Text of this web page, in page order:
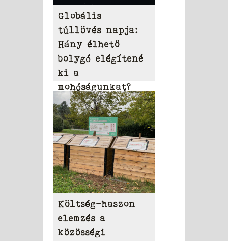
Globális
túllövés napja:
Hány élhető
bolygó elégítené
ki a
mohóságunkat?
Költség-haszon
elemzés a
közösségi